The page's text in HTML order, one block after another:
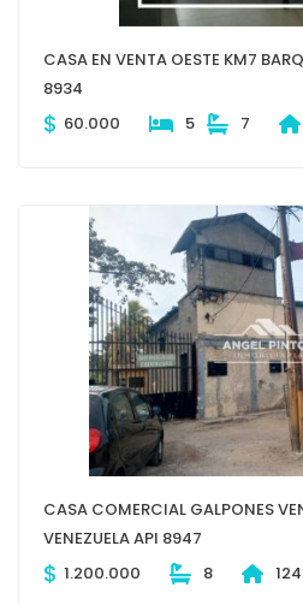
CASA EN VENTA OESTE KM7
8934
$ 60.000 5 7
CASA COMERCIAL GALPONES
VENEZUELA API 8947
$ 1.200.000 8